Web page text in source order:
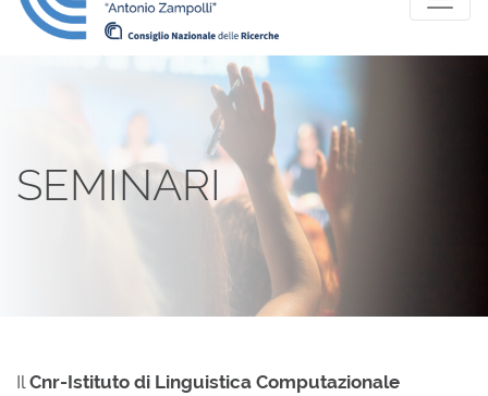
SEMINARI
Il Cnr-Istituto di Linguistica Computazionale